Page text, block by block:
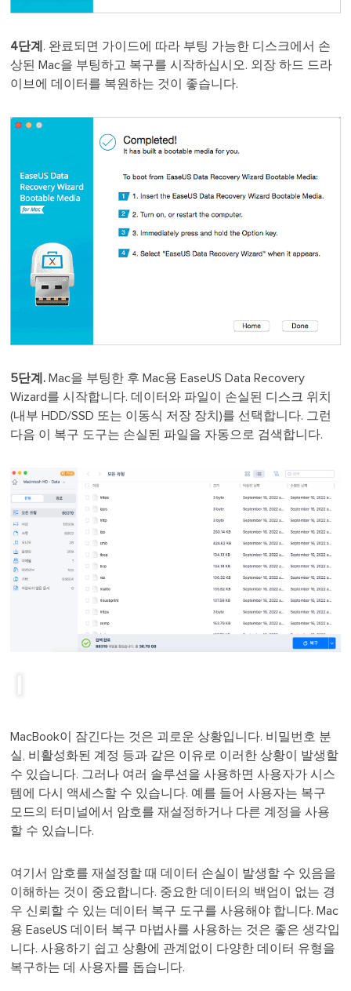
4단계 . 완료되면 가이드에 따라 부팅 가능한 디스크에서 손
상된 Mac을 부팅하고 복구를 시작하십시오. 외장 하드 드라
이브에 데이터를 복원하는 것이 좋습니다.
5단계. Mac을 부팅한 후 Mac용 EaseUS Data Recovery
Wizard를 시작합니다. 데이터와 파일이 손실된 디스크 위치
(내부 HDD/SSD 또는 이동식 저장 장치)를 선택합니다. 그런
다음 이 복구 도구는 손실된 파일을 자동으로 검색합니다.
MacBook이 잠긴다는 것은 괴로운 상황입니다. 비밀번호 분
실, 비활성화된 계정 등과 같은 이유로 이러한 상황이 발생할
수 있습니다. 그러나 여러 솔루션을 사용하면 사용자가 시스
템에 다시 액세스할 수 있습니다. 예를 들어 사용자는 복구
모드의 터미널에서 암호를 재설정하거나 다른 계정을 사용
할 수 있습니다.
여기서 암호를 재설정할 때 데이터 손실이 발생할 수 있음을
이해하는 것이 중요합니다. 중요한 데이터의 백업이 없는 경
우 신뢰할 수 있는 데이터 복구 도구를 사용해야 합니다. Mac
용 EaseUS 데이터 복구 마법사를 사용하는 것은 좋은 생각입
니다. 사용하기 쉽고 상황에 관계없이 다양한 데이터 유형을
복구하는 데 사용자를 돕습니다.